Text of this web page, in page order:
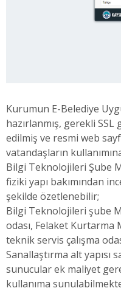
Kurumun E-Belediye
hazırlanmış, gerekli
edilmiş ve resmi web
vatandaşların
Bilgi Teknolojileri Şube
fiziki yapı bakımından
şekilde özetlenebilir;
Bilgi Teknolojileri şube
odası, Felaket Kurtarma
teknik servis çalışma
Sanallaştırma alt yapısı
sunucular ek maliyet
kullanıma